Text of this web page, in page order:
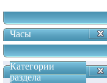
Часы
Категории
раздела